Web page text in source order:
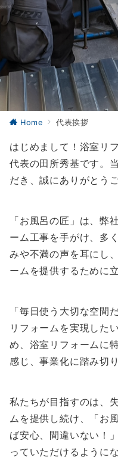
Home 代表挨拶
はじめまして！浴室リ
代表の田所秀基です。
だき、誠にありがとう
「お風呂の匠」は、弊
ーム工事を手がけ、多
みや不満の声を耳にし
ームを提供するために
「毎日使う大切な空間
リフォームを実現した
め、浴室リフォームに
感じ、事業化に踏み切
私たちが目指すのは、
ムを提供し続け、「お
ば安心、間違いない！
っていただけるように